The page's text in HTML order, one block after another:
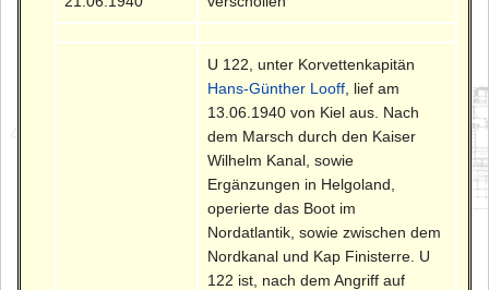
U 122, unter Korvettenkapitän
Hans-Günther Looff , lief am
13.06.1940 von Kiel aus. Nach
dem Marsch durch den Kaiser
Wilhelm Kanal, sowie
Ergänzungen in Helgoland,
operierte das Boot im
Nordatlantik, sowie zwischen dem
Nordkanal und Kap Finisterre. U
122 ist, nach dem Angriff auf